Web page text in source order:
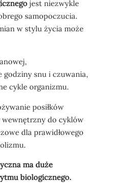
jest niezwykle
samopoczucia.
w stylu życia może
godziny snu i czuwania,
cykle organizmu.
posiłków
wewnętrzny do cyklów
dla prawidłowego
ma duże
biologicznego.